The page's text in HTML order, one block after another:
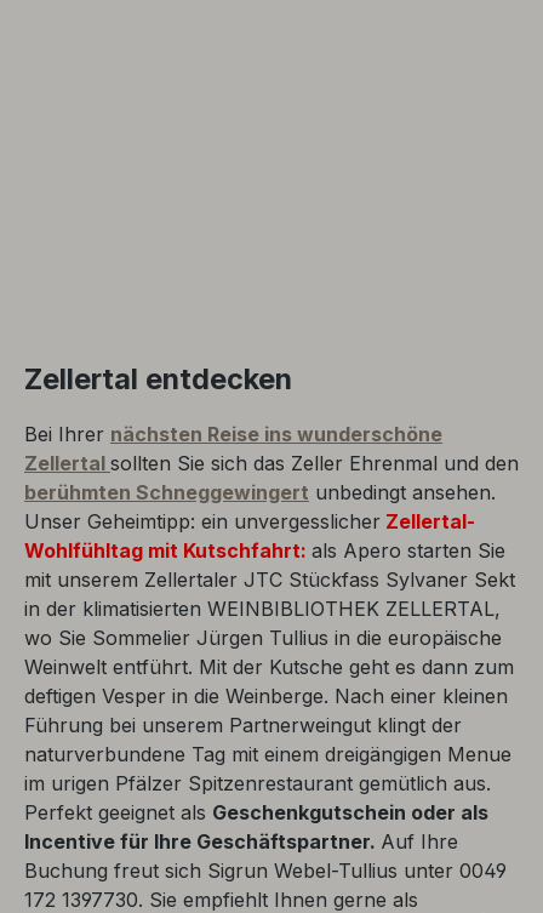
Zellertal entdecken
Bei Ihrer nächsten Reise ins wunderschöne
Zellertal sollten Sie sich das Zeller Ehrenmal und den
berühmten Schneggewingert unbedingt ansehen.
Unser Geheimtipp: ein unvergesslicher Zellertal-
Wohlfühltag mit Kutschfahrt: als Apero starten Sie
mit unserem Zellertaler JTC Stückfass Sylvaner Sekt
in der klimatisierten WEINBIBLIOTHEK ZELLERTAL,
wo Sie Sommelier Jürgen Tullius in die europäische
Weinwelt entführt. Mit der Kutsche geht es dann zum
deftigen Vesper in die Weinberge. Nach einer kleinen
Führung bei unserem Partnerweingut klingt der
naturverbundene Tag mit einem dreigängigen Menue
im urigen Pfälzer Spitzenrestaurant gemütlich aus.
Perfekt geeignet als Geschenkgutschein oder als
Incentive für Ihre Geschäftspartner. Auf Ihre
Buchung freut sich Sigrun Webel-Tullius unter 0049
172 1397730. Sie empfiehlt Ihnen gerne als